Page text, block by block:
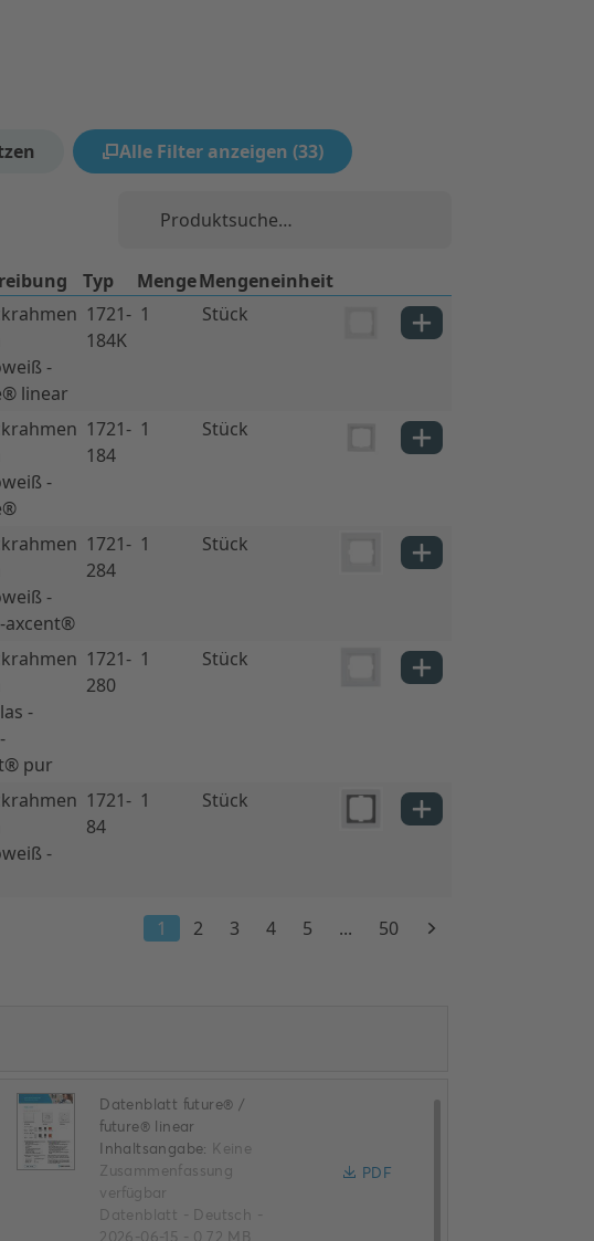
Datenblatt future® /
future® linear
Inhaltsangabe: Keine
Zusammenfassung
verfügbar
Datenblatt - Deutsch -
2026-06-15 - 0,72 MB
PDF